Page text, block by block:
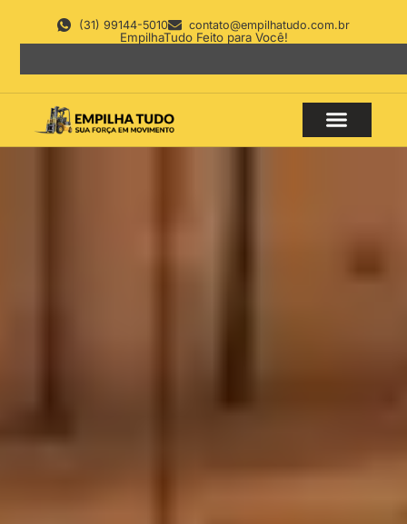
(31) 99144-5010 contato@empilhatudo.com.br
EmpilhaTudo Feito para Você!